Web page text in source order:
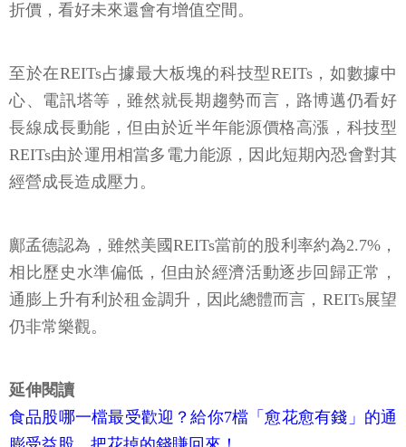
折價，看好未來還會有增值空間。
至於在REITs占據最大板塊的科技型REITs，如數據中
心、電訊塔等，雖然就長期趨勢而言，路博邁仍看好
長線成長動能，但由於近半年能源價格高漲，科技型
REITs由於運用相當多電力能源，因此短期內恐會對其
經營成長造成壓力。
鄺孟德認為，雖然美國REITs當前的股利率約為2.7%，
相比歷史水準偏低，但由於經濟活動逐步回歸正常，
通膨上升有利於租金調升，因此總體而言，REITs展望
仍非常樂觀。
延伸閱讀
食品股哪一檔最受歡迎？給你7檔「愈花愈有錢」的通